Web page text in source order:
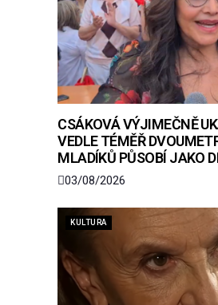
CSÁKOVÁ VÝJIMEČNĚ
VEDLE TÉMĚŘ
MLADÍKŮ PŮSOBÍ JAKO
03/08/2026
KULTURA